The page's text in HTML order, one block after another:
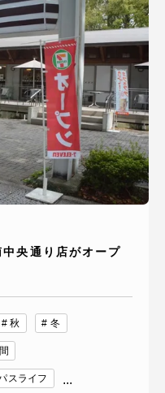
央通り店がオープ
秋 冬
スライフ ...